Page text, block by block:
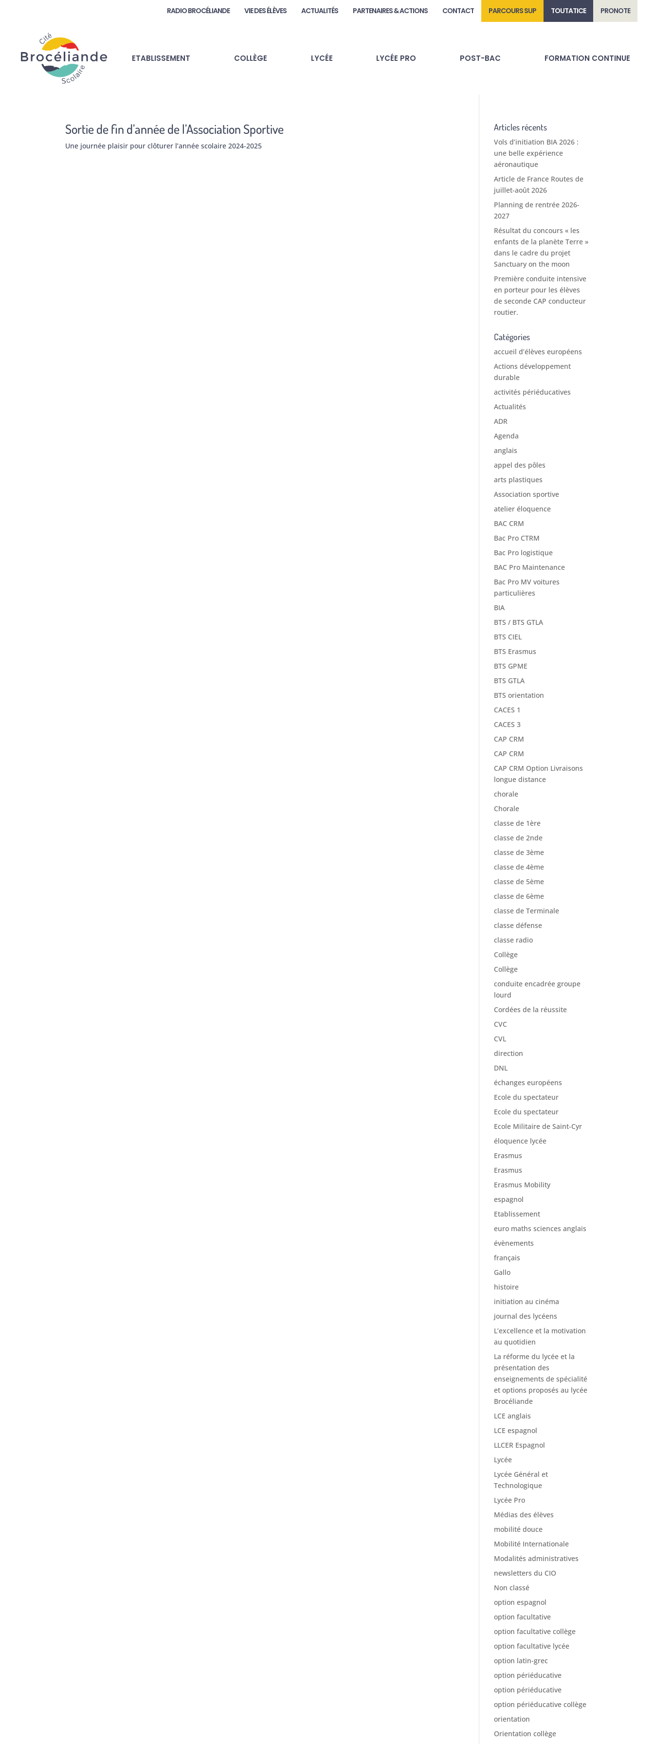
RADIO BROCÉLIANDE VIE DES ÉLÈVES ACTUALITÉS PARTENAIRES & ACTIONS CONTACT PARCOURS SUP TOUTATICE PRONOTE
ETABLISSEMENT COLLÈGE LYCÉE LYCÉE PRO POST-BAC FORMATION CONTINUE
Sortie de fin d’année de l’Association Sportive
Une journée plaisir pour clôturer l’année scolaire 2024-2025
Articles récents
Vols d’initiation BIA 2026 :
une belle expérience
aéronautique
Article de France Routes de
juillet-août 2026
Planning de rentrée 2026-
2027
Résultat du concours « les
enfants de la planète Terre »
dans le cadre du projet
Sanctuary on the moon
Première conduite intensive
en porteur pour les élèves
de seconde CAP conducteur
routier.
Catégories
accueil d’élèves européens
Actions développement
durable
activités périéducatives
Actualités
ADR
Agenda
anglais
appel des pôles
arts plastiques
Association sportive
atelier éloquence
BAC CRM
Bac Pro CTRM
Bac Pro logistique
BAC Pro Maintenance
Bac Pro MV voitures
particulières
BIA
BTS / BTS GTLA
BTS CIEL
BTS Erasmus
BTS GPME
BTS GTLA
BTS orientation
CACES 1
CACES 3
CAP CRM
CAP CRM
CAP CRM Option Livraisons
longue distance
chorale
Chorale
classe de 1ère
classe de 2nde
classe de 3ème
classe de 4ème
classe de 5ème
classe de 6ème
classe de Terminale
classe défense
classe radio
Collège
Collège
conduite encadrée groupe
lourd
Cordées de la réussite
CVC
CVL
direction
DNL
échanges européens
Ecole du spectateur
Ecole du spectateur
Ecole Militaire de Saint-Cyr
éloquence lycée
Erasmus
Erasmus
Erasmus Mobility
espagnol
Etablissement
euro maths sciences anglais
évènements
français
Gallo
histoire
initiation au cinéma
journal des lycéens
L’excellence et la motivation
au quotidien
La réforme du lycée et la
présentation des
enseignements de spécialité
et options proposés au lycée
Brocéliande
LCE anglais
LCE espagnol
LLCER Espagnol
Lycée
Lycée Général et
Technologique
Lycée Pro
Médias des élèves
mobilité douce
Mobilité Internationale
Modalités administratives
newsletters du CIO
Non classé
option espagnol
option facultative
option facultative collège
option facultative lycée
option latin-grec
option périéducative
option périéducative
option périéducative collège
orientation
Orientation collège